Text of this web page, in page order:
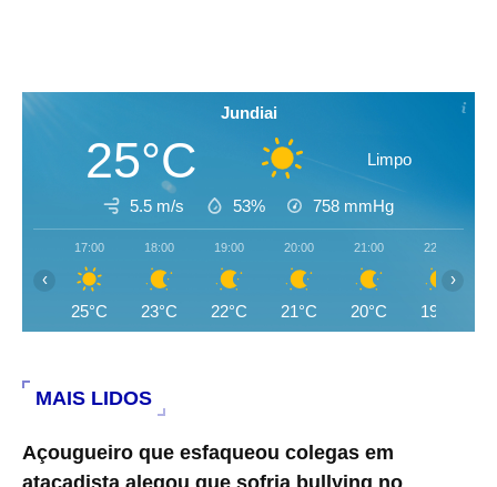
Jundiai
25°C Limpo
5.5 m/s 53% 758 mmHg
17:00
25°C
18:00
23°C
19:00
22°C
20:00
21°C
21:00
20°C
22:00
19°C
‹ ›
MAIS LIDOS
Açougueiro que esfaqueou colegas em
atacadista alegou que sofria bullying no